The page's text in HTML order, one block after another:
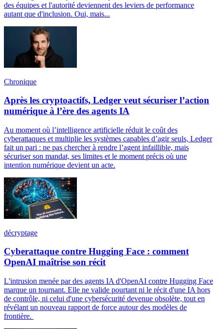
des équipes et l'autorité deviennent des leviers de performance
autant que d'inclusion. Oui, mais...
Chronique
Après les cryptoactifs, Ledger veut sécuriser l’action
numérique à l’ère des agents IA
Au moment où l’intelligence artificielle réduit le coût des
cyberattaques et multiplie les systèmes capables d’agir seuls, Ledger
fait un pari : ne pas chercher à rendre l’agent infaillible, mais
sécuriser son mandat, ses limites et le moment précis où une
intention numérique devient un acte.
décryptage
Cyberattaque contre Hugging Face : comment
OpenAI maîtrise son récit
L'intrusion menée par des agents IA d'OpenAI contre Hugging Face
marque un tournant. Elle ne valide pourtant ni le récit d'une IA hors
de contrôle, ni celui d'une cybersécurité devenue obsolète, tout en
révélant un nouveau rapport de force autour des modèles de
frontière.